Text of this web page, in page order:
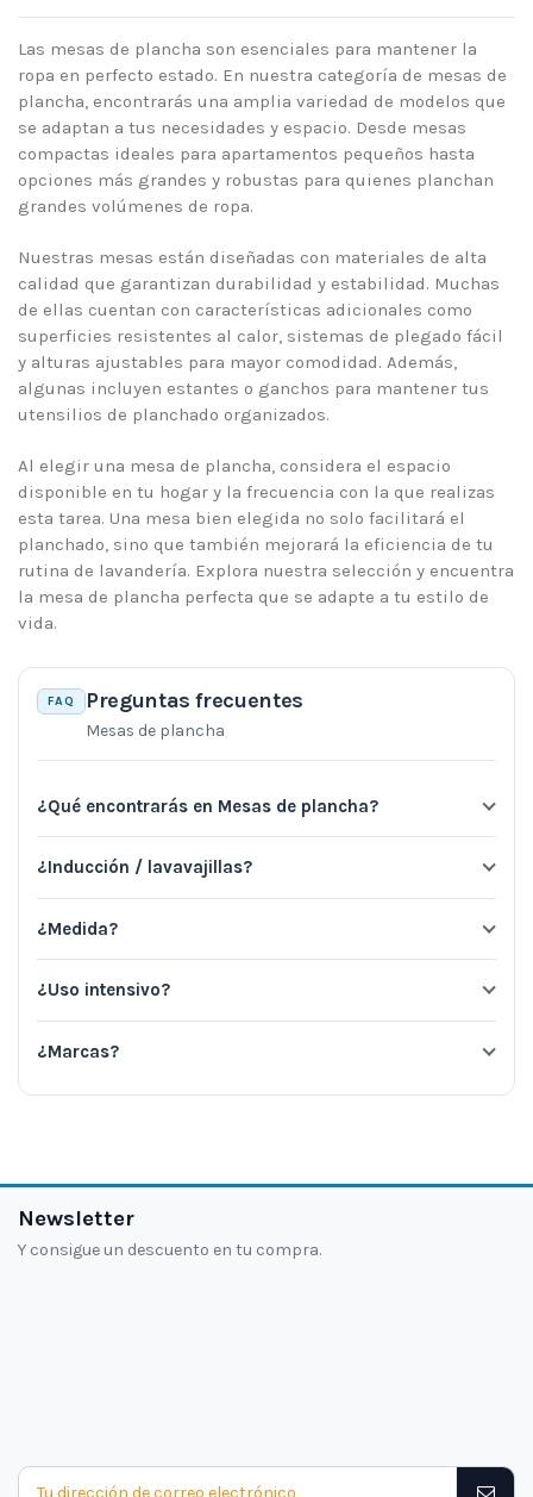
Las mesas de plancha son esenciales para mantener la
ropa en perfecto estado. En nuestra categoría de mesas de
plancha, encontrarás una amplia variedad de modelos que
se adaptan a tus necesidades y espacio. Desde mesas
compactas ideales para apartamentos pequeños hasta
opciones más grandes y robustas para quienes planchan
grandes volúmenes de ropa.
Nuestras mesas están diseñadas con materiales de alta
calidad que garantizan durabilidad y estabilidad. Muchas
de ellas cuentan con características adicionales como
superficies resistentes al calor, sistemas de plegado fácil
y alturas ajustables para mayor comodidad. Además,
algunas incluyen estantes o ganchos para mantener tus
utensilios de planchado organizados.
Al elegir una mesa de plancha, considera el espacio
disponible en tu hogar y la frecuencia con la que realizas
esta tarea. Una mesa bien elegida no solo facilitará el
planchado, sino que también mejorará la eficiencia de tu
rutina de lavandería. Explora nuestra selección y encuentra
la mesa de plancha perfecta que se adapte a tu estilo de
vida.
FAQ Preguntas frecuentes
Mesas de plancha
¿Qué encontrarás en Mesas de plancha?
¿Inducción / lavavajillas?
¿Medida?
¿Uso intensivo?
¿Marcas?
Newsletter
Y consigue un descuento en tu compra.